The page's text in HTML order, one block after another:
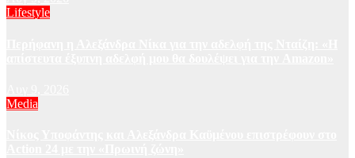
Lifestyle
Media